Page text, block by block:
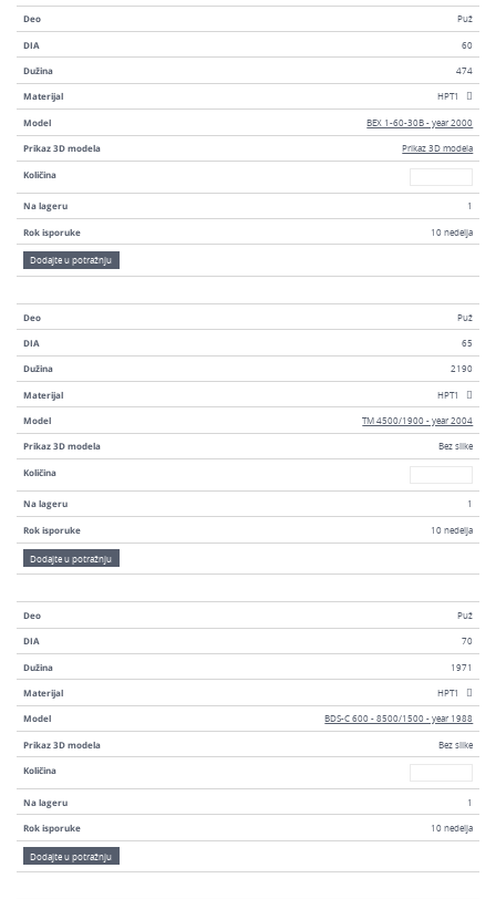
Deo Puž
DIA 60
Dužina 474
Materijal HPT1
Model BEX 1-60-30B - year 2000
Prikaz 3D modela Prikaz 3D modela
Količina
Na lageru 1
Rok isporuke 10 nedelja
Dodajte u potražnju
Deo Puž
DIA 65
Dužina 2190
Materijal HPT1
Model TM 4500/1900 - year 2004
Prikaz 3D modela Bez slike
Količina
Na lageru 1
Rok isporuke 10 nedelja
Dodajte u potražnju
Deo Puž
DIA 70
Dužina 1971
Materijal HPT1
Model BDS-C 600 - 8500/1500 - year 1988
Prikaz 3D modela Bez slike
Količina
Na lageru 1
Rok isporuke 10 nedelja
Dodajte u potražnju